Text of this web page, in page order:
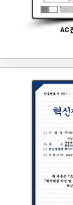
AC